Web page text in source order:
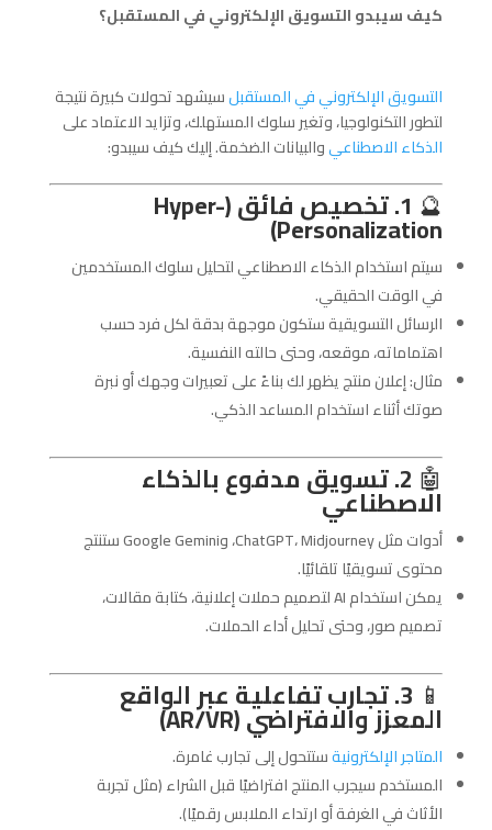
كيف سيبدو التسويق الإلكتروني في المستقبل؟
التسويق الإلكتروني في المستقبلسيشهد تحولات كبيرة نتيجة
لتطور التكنولوجيا، وتغير سلوك المستهلك، وتزايد الاعتماد على
الذكاء الاصطناعيوالبيانات الضخمة. إليك كيف سيبدو:
🔮 1. تخصيص فائق (Hyper-
Personalization)
سيتم استخدام الذكاء الاصطناعي لتحليل سلوك المستخدمين
في الوقت الحقيقي.
الرسائل التسويقية ستكون موجهة بدقة لكل فرد حسب
اهتماماته، موقعه، وحتى حالته النفسية.
مثال: إعلان منتج يظهر لك بناءً على تعبيرات وجهك أو نبرة
صوتك أثناء استخدام المساعد الذكي.
🤖 2. تسويق مدفوع بالذكاء
الاصطناعي
أدوات مثل ChatGPT، Midjourney، وGoogle Gemini ستنتج
محتوى تسويقيًا تلقائيًا.
يمكن استخدام AI لتصميم حملات إعلانية، كتابة مقالات،
تصميم صور، وحتى تحليل أداء الحملات.
📱 3. تجارب تفاعلية عبر الواقع
المعزز والافتراضي (AR/VR)
المتاجر الإلكترونيةستتحول إلى تجارب غامرة.
المستخدم سيجرب المنتج افتراضيًا قبل الشراء (مثل تجربة
الأثاث في الغرفة أو ارتداء الملابس رقميًا).